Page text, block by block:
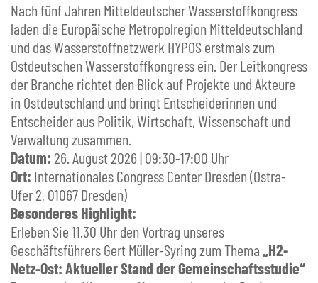
Nach fünf Jahren Mitteldeutscher Wasserstoffkongress
laden die Europäische Metropolregion Mitteldeutschland
und das Wasserstoffnetzwerk HYPOS erstmals zum
Ostdeutschen Wasserstoffkongress ein. Der Leitkongress
der Branche richtet den Blick auf Projekte und Akteure
in Ostdeutschland und bringt Entscheiderinnen und
Entscheider aus Politik, Wirtschaft, Wissenschaft und
Verwaltung zusammen.
Datum: 26. August 2026 | 09:30-17:00 Uhr
Ort: Internationales Congress Center Dresden (Ostra-
Ufer 2, 01067 Dresden)
Besonderes Highlight:
Erleben Sie 11.30 Uhr den Vortrag unseres
Geschäftsführers Gert Müller-Syring zum Thema „H2-
Netz-Ost: Aktueller Stand der Gemeinschaftsstudie“